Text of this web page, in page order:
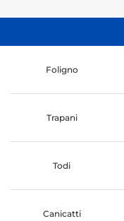
Foligno
Trapani
Todi
Canicatti